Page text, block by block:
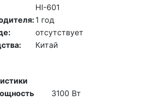
3100 Вт
HI-601
1 год
отсутствует
Китай